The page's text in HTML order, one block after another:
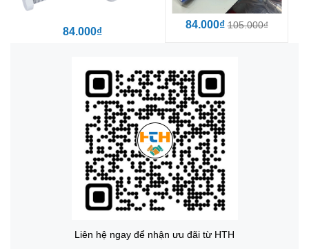
84.000₫
84.000₫105.000₫
Liên hệ ngay để nhận ưu đãi từ HTH